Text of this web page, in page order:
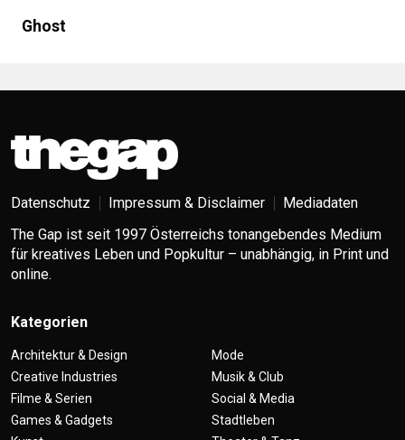
Ghost
Datenschutz Impressum & Disclaimer
Mediadaten
The Gap ist seit 1997 Österreichs tonangebendes Medium
für kreatives Leben und Popkultur – unabhängig, in Print und
online.
Kategorien
Architektur & Design
Creative Industries
Filme & Serien
Games & Gadgets
Mode
Musik & Club
Social & Media
Stadtleben